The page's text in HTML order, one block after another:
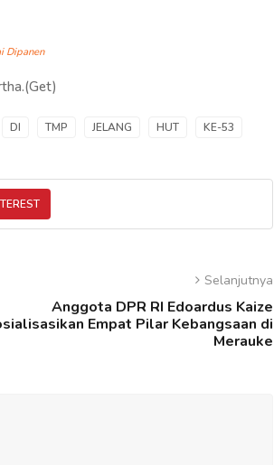
Dipanen
DI TMP JELANG HUT KE-53
Selanjutnya
Anggota DPR RI Edoardus Kaize
Empat Pilar Kebangsaan di
Merauke